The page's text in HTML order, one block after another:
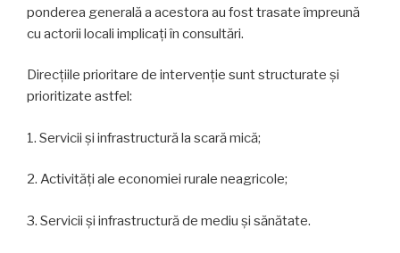
ponderea generală a acestora au fost trasate împreună
cu actorii locali implicați în consultări.
Direcțiile prioritare de intervenție sunt structurate și
prioritizate astfel:
1. Servicii și infrastructură la scară mică;
2. Activități ale economiei rurale neagricole;
3. Servicii și infrastructură de mediu și sănătate.